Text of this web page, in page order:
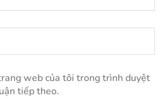
web của tôi trong trình duyệt
tiếp theo.